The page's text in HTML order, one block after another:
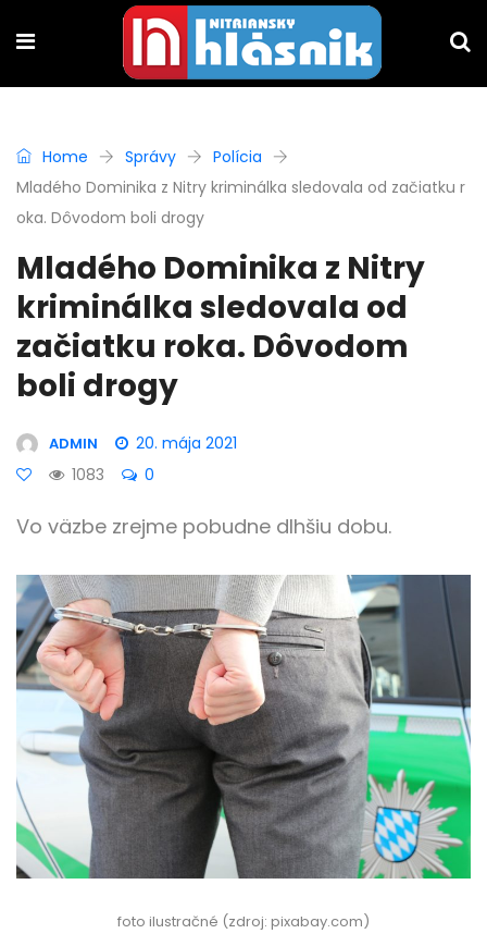
Home Správy
Polícia
Mladého Dominika z Nitry kriminálka sledovala od začiatku r
oka. Dôvodom boli drogy
Mladého Dominika z Nitry
kriminálka sledovala od
začiatku roka. Dôvodom
boli drogy
ADMIN
20. mája 2021
1083
0
Vo väzbe zrejme pobudne dlhšiu dobu.
foto ilustračné (zdroj: pixabay.com)